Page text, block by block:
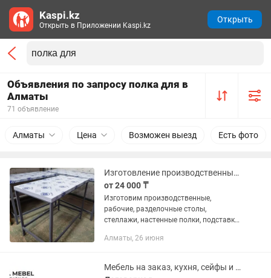
Объявления по запросу полка для в
Алматы
71 объявление
Алматы Цена Возможен выезд Есть фото
Изготовление производственных (рабочих)столов, стеллажей, настенных полок
от 24 000 ₸
Изготовим производственные,
рабочие, разделочные столы,
стеллажи, настенные полки, подставки
ветеринарных клиник и т.д. Размер
Алматы, 26 июня
Мебель на заказ, кухня, сейфы и стеллажи
Kaspi.kz
Открыть в Приложении Kaspi.kz
Открыть